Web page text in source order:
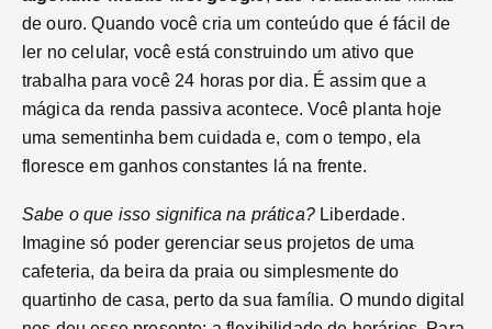
de ouro. Quando você cria um conteúdo que é fácil de
ler no celular, você está construindo um ativo que
trabalha para você 24 horas por dia. É assim que a
mágica da renda passiva acontece. Você planta hoje
uma sementinha bem cuidada e, com o tempo, ela
floresce em ganhos constantes lá na frente.
Sabe o que isso significa na prática?Liberdade.
Imagine só poder gerenciar seus projetos de uma
cafeteria, da beira da praia ou simplesmente do
quartinho de casa, perto da sua família. O mundo digital